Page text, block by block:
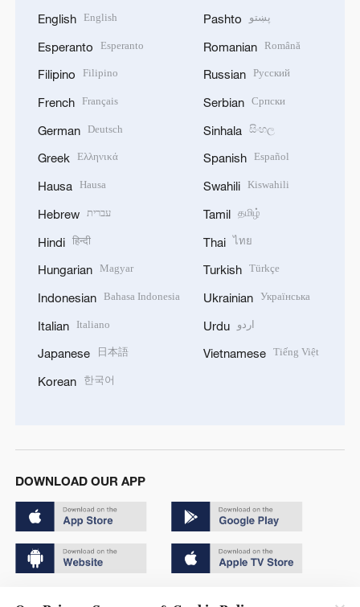
English English
Esperanto Esperanto
Filipino Filipino
French Français
German Deutsch
Greek Ελληνικά
Hausa Hausa
Hebrew עברית
Hindi हिन्दी
Hungarian Magyar
Indonesian Bahasa Indonesia
Italian Italiano
Japanese 日本語
Korean 한국어
Pashto پښتو
Romanian Română
Russian Русский
Serbian Српски
Sinhala සිංහල
Spanish Español
Swahili Kiswahili
Tamil தமிழ்
Thai ไทย
Turkish Türkçe
Ukrainian Українська
Urdu اردو
Vietnamese Tiếng Việt
DOWNLOAD OUR APP